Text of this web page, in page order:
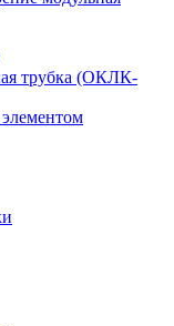
трубка (ОКЛК-